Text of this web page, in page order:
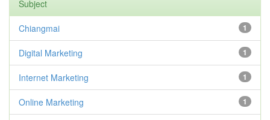
Subject
1
Chiangmai
1
Digital Marketing
1
Internet Marketing
1
Online Marketing